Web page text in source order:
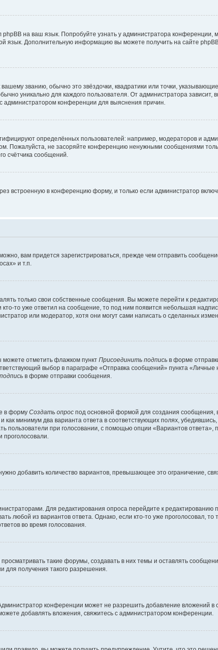
на ваш язык. Попробуйте узнать у администратора конференции,
язык. Дополнительную информацию вы можете получить на сайте
званию, обычно это звёздочки, квадратики или точки,
уникально для каждого пользователя. От администратора зависит,
администратором конференции для выяснения причин.
определённых пользователей: например, модераторов и
Пожалуйста, не засоряйте конференцию ненужными сообщениями
счётчика сообщений.
встроенную в конференцию форму, и только если администратор
вам придется зарегистрироваться, прежде чем отправить
и т.п.
только свои собственные сообщения. Вы можете перейти к
то уже ответил на сообщение, то под ним появится небольшая
или модератор, хотя они могут сами написать о сделанных
можете отметить флажком пункт Присоединить подпись в форме
выбор в параграфе «Отправка сообщений» пункта «Личные
в форме отправки сообщения.
в форму Создать опрос под основной формой для создания сообщения,
минимум два варианта ответа в соответствующих полях,
пользователи при голосовании, с помощью опции «Вариантов
добавить количество вариантов, превышающее это ограничение,
Для редактирования опроса перейдите к редактированию
любой из вариантов ответа. Однако, если кто-то уже проголосовал,
во время голосования.
такие форумы, создавать в них темы и оставлять
получения такого разрешения.
конференции может не разрешить добавление вложений
добавлять вложения, свяжитесь с администратором конференции.